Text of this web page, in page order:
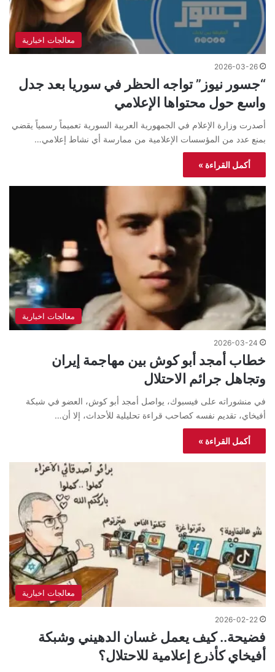
معالجات اخبارية
2026-03-26
“جسور نيوز” تواجه الحظر في سوريا بعد جدل
واسع حول محتواها الإعلامي
أصدرت وزارة الإعلام في الجمهورية العربية السورية تعميماً رسمياً يقضي
بمنع عدد من المؤسسات الإعلامية من ممارسة أي نشاط إعلامي…
أكمل القراءة »
معالجات اخبارية
2026-03-24
خطاب أمجد أبو كوش بين مهاجمة إيران
وتجاهل جرائم الاحتلال
في منشوراته على فيسبوك، يواصل أمجد أبو كوش، العضو في شبكة
أفيخاي، تقديم نفسه كصاحب قراءة تحليلية للأحداث، إلا أن…
أكمل القراءة »
معالجات اخبارية
2026-02-22
فضيحة.. كيف يعمل غسان الدهيني وشبكة
أفيخاي كأذرع إعلامية للاحتلال؟